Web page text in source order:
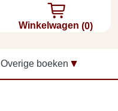
Winkelwagen (0)
Overige boeken